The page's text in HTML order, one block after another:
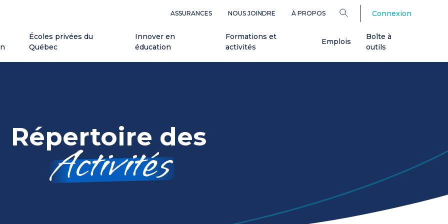
ASSURANCES NOUS JOINDRE À PROPOS Connexion
Écoles privées du
Québec
Innover en
éducation
Formations et
activités
Emplois
Boîte à
outils
Répertoire des
Activités